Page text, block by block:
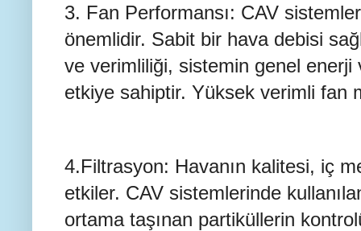
3. Fan Performansı: CAV
önemlidir. Sabit bir hava debisi
ve verimliliği, sistemin genel
etkiye sahiptir. Yüksek verimli fan
4.Filtrasyon: Havanın kalitesi, iç
etkiler. CAV sistemlerinde
ortama taşınan partiküllerin